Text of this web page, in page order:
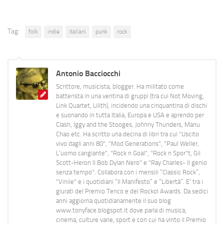
Tag: folk indie italiani punk rock
Antonio Bacciocchi
Scrittore, musicista, blogger. Ha militato come
batterista in una ventina di gruppi (tra cui Not Moving,
Link Quartet, Lilith), incidendo una cinquantina di dischi
e suonando in tutta Italia, Europa e USA e aprendo per
Clash, Iggy and the Stooges, Johnny Thunders, Manu
Chao etc. Ha scritto una decina di libri tra cui "Uscito
vivo dagli anni 80", "Mod Generations", "Paul Weller,
L’uomo cangiante", "Rock n Goal", "Rock n Spor"t, Gil
Scott-Heron Il Bob Dylan Nero" e "Ray Charles- Il genio
senza tempo". Collabora con i mensili “Classic Rock”,
"Vinile" e i quotidiani “Il Manifesto” e “Libertà”. E' tra i
giurati del Premio Tenco e del Rockol Awards. Da sedici
anni aggiorna quotidianamente il suo blog
www.tonyface.blogspot.it dove parla di musica,
cinema, culture varie, sport e con cui ha vinto il Premio